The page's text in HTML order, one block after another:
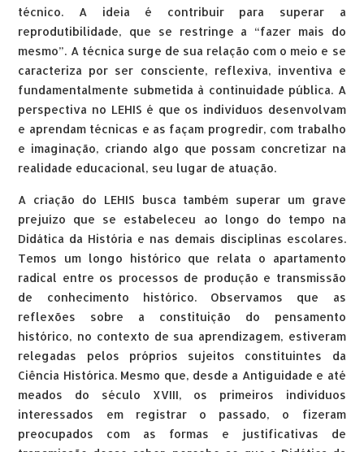
técnico. A ideia é contribuir para superar a
reprodutibilidade, que se restringe a “fazer mais do
mesmo”. A técnica surge de sua relação com o meio e se
caracteriza por ser consciente, reflexiva, inventiva e
fundamentalmente submetida à continuidade pública. A
perspectiva no LEHIS é que os indivíduos desenvolvam
e aprendam técnicas e as façam progredir, com trabalho
e imaginação, criando algo que possam concretizar na
realidade educacional, seu lugar de atuação.
A criação do LEHIS busca também superar um grave
prejuízo que se estabeleceu ao longo do tempo na
Didática da História e nas demais disciplinas escolares.
Temos um longo histórico que relata o apartamento
radical entre os processos de produção e transmissão
de conhecimento histórico. Observamos que as
reflexões sobre a constituição do pensamento
histórico, no contexto de sua aprendizagem, estiveram
relegadas pelos próprios sujeitos constituintes da
Ciência Histórica. Mesmo que, desde a Antiguidade e até
meados do século XVIII, os primeiros indivíduos
interessados em registrar o passado, o fizeram
preocupados com as formas e justificativas de